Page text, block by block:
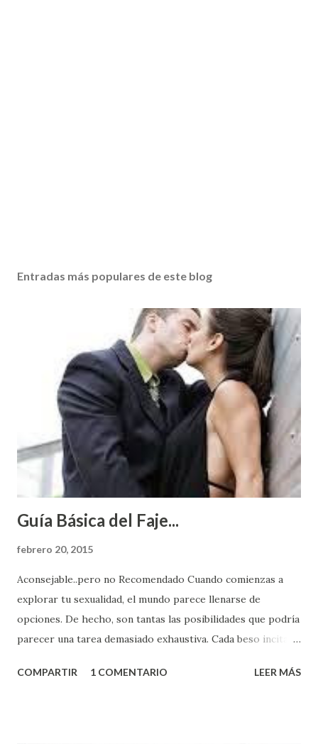
Entradas más populares de este blog
Guía Básica del Faje...
febrero 20, 2015
Aconsejable..pero no Recomendado Cuando comienzas a
explorar tu sexualidad, el mundo parece llenarse de
opciones. De hecho, son tantas las posibilidades que podría
parecer una tarea demasiado exhaustiva. Cada beso incita
partes de ti que jamás hubieras imaginado. El problema es
COMPARTIR 1 COMENTARIO LEER MÁS